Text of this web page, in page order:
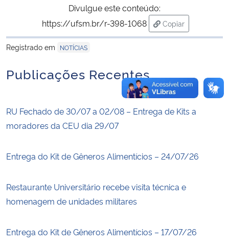
Divulgue este conteúdo:
https://ufsm.br/r-398-1068
Copiar
para área de
Registrado em
NOTÍCIAS
Publicações Recentes
RU Fechado de 30/07 a 02/08 – Entrega de Kits a
moradores da CEU dia 29/07
Entrega do Kit de Gêneros Alimentícios – 24/07/26
Restaurante Universitário recebe visita técnica e
homenagem de unidades militares
Entrega do Kit de Gêneros Alimentícios – 17/07/26